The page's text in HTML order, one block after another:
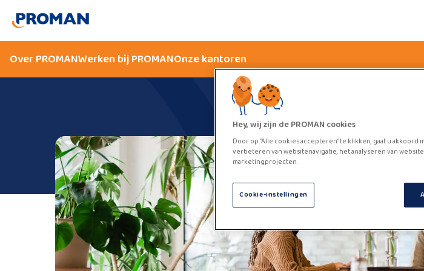
Over PROMANWerken bij PROMANOnze kantoren
Hey, wij zijn de PROMAN cookies
Door op “Alle cookies accepteren” te klikken, gaat u
verbeteren van websitenavigatie, het analyseren van
marketingprojecten.
Cookie-instellingen